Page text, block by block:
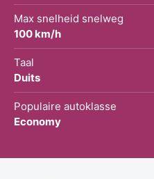
Max snelheid snelweg
100 km/h
Taal
Duits
Populaire autoklasse
Economy